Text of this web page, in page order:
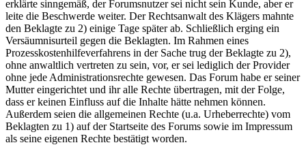
erklärte sinngemäß, der Forumsnutzer sei nicht sein Kunde, aber er
leite die Beschwerde weiter. Der Rechtsanwalt des Klägers mahnte
den Beklagte zu 2) einige Tage später ab. Schließlich erging ein
Versäumnisurteil gegen die Beklagten. Im Rahmen eines
Prozesskostenhilfeverfahrens in der Sache trug der Beklagte zu 2),
ohne anwaltlich vertreten zu sein, vor, er sei lediglich der Provider
ohne jede Administrationsrechte gewesen. Das Forum habe er seiner
Mutter eingerichtet und ihr alle Rechte übertragen, mit der Folge,
dass er keinen Einfluss auf die Inhalte hätte nehmen können.
Außerdem seien die allgemeinen Rechte (u.a. Urheberrechte) vom
Beklagten zu 1) auf der Startseite des Forums sowie im Impressum
als seine eigenen Rechte bestätigt worden.